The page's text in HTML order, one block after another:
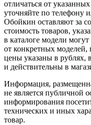
отличаться от
уточняйте по телефону
Обойкин оставляют за
стоимость товаров,
в каталоге модели могут
от конкретных моделей,
цены указаны в
и действительны в
Информация,
не является публичной
информирования
технических и иных
товар.